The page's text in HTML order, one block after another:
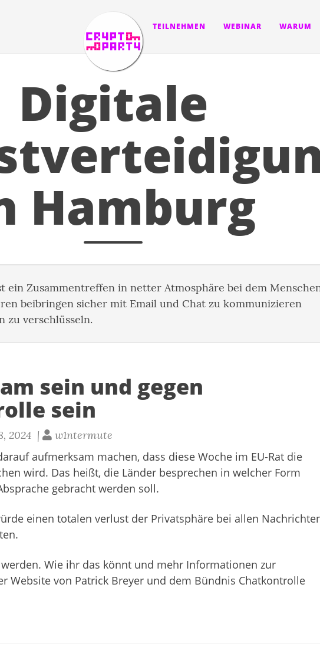
TEILNEHMEN WEBINAR WARUM
Digitale
Hamburg
ein Zusammentreffen in netter Atmosphäre bei dem
beibringen sicher mit Email und Chat zu kommunizieren
zu verschlüsseln.
sein und gegen
sein
2024 |
w1ntermute
aufmerksam machen, dass diese Woche im EU-Rat die
wird. Das heißt, die Länder besprechen in welcher Form
gebracht werden soll.
einen totalen verlust der Privatsphäre bei allen
Wie ihr das könnt und mehr Informationen zur
Website von Patrick Breyer und dem Bündnis Chatkontrolle